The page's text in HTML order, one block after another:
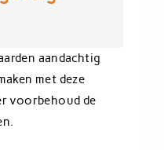
aandachtig
met deze
voorbehoud de